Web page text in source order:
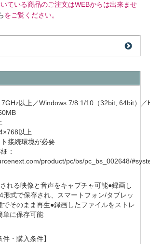
ている商品のご注文はWEBからは出来ませ
をご覧ください。
以上／Windows 7/8.1/10（32bit, 64bit）／
以上
接続環境が必要
：
product/pc/bs/pc_bs_002648/
れる映像と音声をキャプチャ可能●録画し
形式で保存され、スマートフォン/タブレッ
でそのまま再生●録画したファイルをストレ
単に保存可能
件・購入条件】